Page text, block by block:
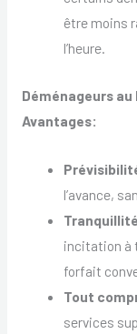
être moins
l’heure.
Déménageurs
Avantages:
l’avance,
incitation à
forfait
Tout
services